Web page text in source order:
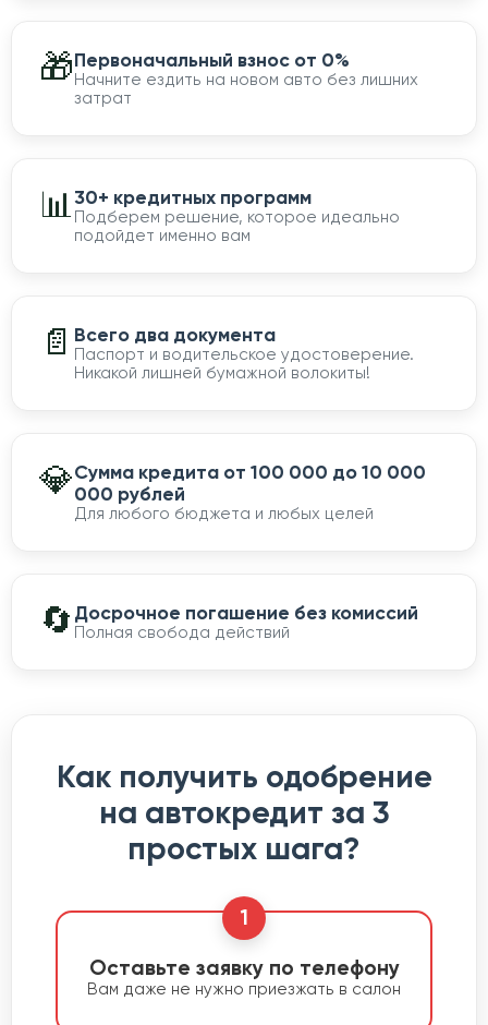
🎁Первоначальный взнос от 0%
Начните ездить на новом авто без лишних
затрат
📊30+ кредитных программ
Подберем решение, которое идеально
подойдет именно вам
📄 Всего два документа
Паспорт и водительское удостоверение.
Никакой лишней бумажной волокиты!
💎Сумма кредита от 100 000 до 10 000
000 рублей
Для любого бюджета и любых целей
🔄 Досрочное погашение без комиссий
Полная свобода действий
Как получить одобрение
на автокредит за 3
простых шага?
1
Оставьте заявку по телефону
Вам даже не нужно приезжать в салон